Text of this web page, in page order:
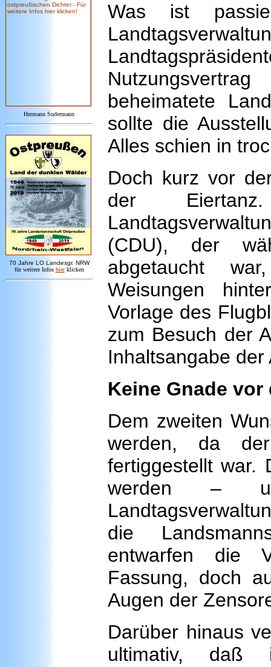
Hermann Sudermann
70 Jahre LO Landesgr. NRW
für weitere Infos hier klicken
Was ist
beheimatete
sollte die
Alles schien in
Doch kurz vor
der
(CDU), der
abgetaucht
Weisungen
Vorlage des
zum Besuch der
Inhaltsangabe der
Keine Gnade
Dem zweiten
werden, da der
fertiggestellt war.
werden –
die
entwarfen die
Fassung, doch
Augen der
Darüber hinaus
ultimativ,